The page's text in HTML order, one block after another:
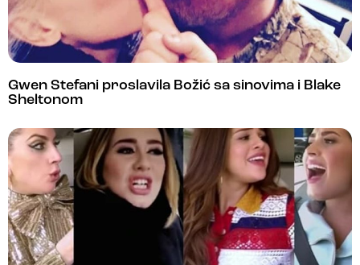
Gwen Stefani proslavila Božić sa sinovima i Blake
Sheltonom